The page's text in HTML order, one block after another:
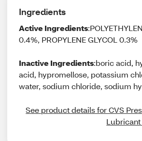
Ingredients
Active Ingredients
0.4%, PROPYLENE GLYCOL 0.3%
Inactive Ingredients:boric acid,
acid, hypromellose, potassium
water, sodium chloride, sodium
See product details for CVS